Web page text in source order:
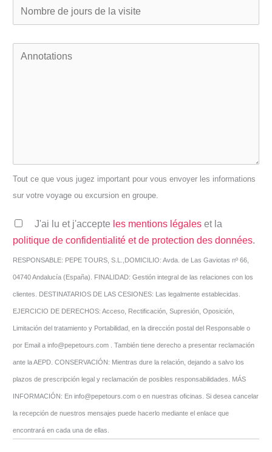
Tout ce que vous jugez important pour vous envoyer les informations
sur votre voyage ou excursion en groupe.
J'ai lu et j'accepte les mentions légales et la
politique de confidentialité et de protection des données.
RESPONSABLE: PEPE TOURS, S.L.,DOMICILIO: Avda. de Las Gaviotas nº 66,
04740 Andalucía (España). FINALIDAD: Gestión integral de las relaciones con los
clientes. DESTINATARIOS DE LAS CESIONES: Las legalmente establecidas.
EJERCICIO DE DERECHOS: Acceso, Rectificación, Supresión, Oposición,
Limitación del tratamiento y Portabilidad, en la dirección postal del Responsable o
por Email a info@pepetours.com . También tiene derecho a presentar reclamación
ante la AEPD. CONSERVACIÓN: Mientras dure la relación, dejando a salvo los
plazos de prescripción legal y reclamación de posibles responsabilidades. MÁS
INFORMACIÓN: En info@pepetours.com o en nuestras oficinas. Si desea cancelar
la recepción de nuestros mensajes puede hacerlo mediante el enlace que
encontrará en cada una de ellas.